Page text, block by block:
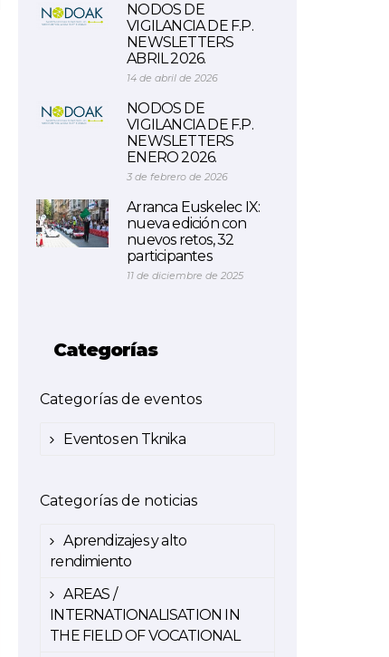
NODOS DE
VIGILANCIA DE F.P.
NEWSLETTERS
ABRIL 2026.
14 de abril de 2026
NODOS DE
VIGILANCIA DE F.P.
NEWSLETTERS
ENERO 2026.
3 de febrero de 2026
Arranca Euskelec IX:
nueva edición con
nuevos retos, 32
participantes
11 de diciembre de 2025
Categorías
Categorías de eventos
Eventos en Tknika
Categorías de noticias
Aprendizajes y alto
rendimiento
AREAS /
INTERNATIONALISATION IN
THE FIELD OF VOCATIONAL